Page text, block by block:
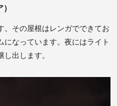
。その屋根はレンガでできてお
になっています。夜にはライト
出します。